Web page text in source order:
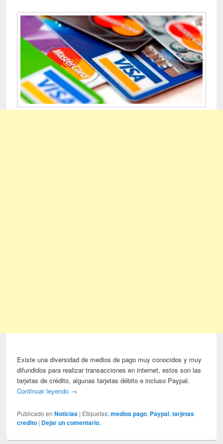
Existe una diversidad de medios de pago muy conocidos y muy
difundidos para realizar transacciones en internet, estos son las
tarjetas de crédito, algunas tarjetas débito e incluso Paypal.
Continuar leyendo →
Publicado en Noticias | Etiquetas: medios pago, Paypal,tarjetas
credito | Dejar un comentario.